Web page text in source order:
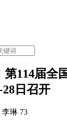
第114届全
28日召开
李琳 73